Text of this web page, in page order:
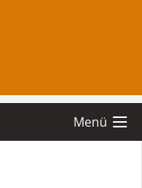
Menü